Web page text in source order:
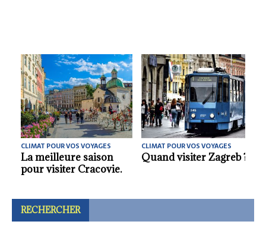
CLIMAT POUR VOS VOYAGES
Quelle meilleure
saison pour visiter
CLIMAT POUR VOS VOYAGES
Voyager à Chypre.
RECHERCHER